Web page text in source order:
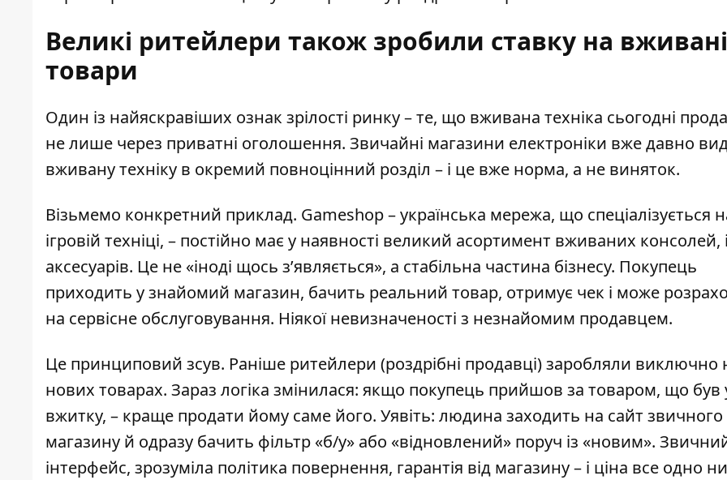
Великі ритейлери також зробили ставку на вживані
товари
Один із найяскравіших ознак зрілості ринку – те, що вживана техніка сьогодні
не лише через приватні оголошення. Звичайні магазини електроніки вже давно
вживану техніку в окремий повноцінний розділ – і це вже норма, а не виняток.
Візьмемо конкретний приклад. Gameshop – українська мережа, що спеціалізується
ігровій техніці, – постійно має у наявності великий асортимент вживаних консолей,
аксесуарів. Це не «іноді щось з’являється», а стабільна частина бізнесу. Покупець
приходить у знайомий магазин, бачить реальний товар, отримує чек і може
на сервісне обслуговування. Ніякої невизначеності з незнайомим продавцем.
Це принциповий зсув. Раніше ритейлери (роздрібні продавці) заробляли виключно
нових товарах. Зараз логіка змінилася: якщо покупець прийшов за товаром, що був
вжитку, – краще продати йому саме його. Уявіть: людина заходить на сайт звичного
магазину й одразу бачить фільтр «б/у» або «відновлений» поруч із «новим».
інтерфейс, зрозуміла політика повернення, гарантія від магазину – і ціна все одно